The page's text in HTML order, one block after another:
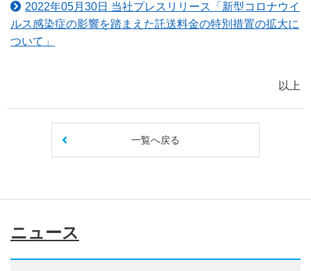
2022年05月30日 当社プレスリリース「新型コロナウイ
ルス感染症の影響を踏まえた託送料金の特別措置の拡大に
ついて」
以上
一覧へ戻る
ニュース